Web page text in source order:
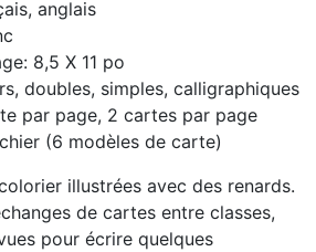
anglais
8,5 X 11 po
doubles, simples, calligraphiques
par page, 2 cartes par page
(6 modèles de carte)
illustrées avec des renards.
de cartes entre classes,
pour écrire quelques